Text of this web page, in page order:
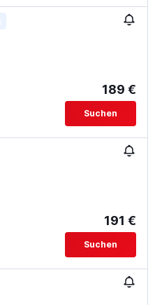
189 €
Suchen
191 €
Suchen